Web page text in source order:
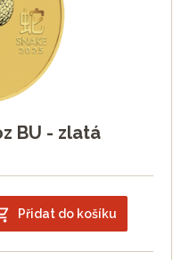
BU - zlatá
Přidat do košíku